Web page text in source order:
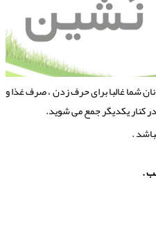
شما غالبا برای حرف زدن ، صرف غذا و
یكدیگر جمع می شوید.
.
.